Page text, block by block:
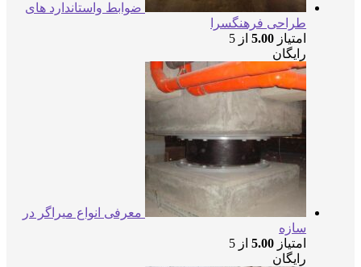
ضوابط واستاندارد های
طراحی فرهنگسرا
امتیاز 5.00 از 5
رایگان
معرفی انواع میراگر در
سازه
امتیاز 5.00 از 5
رایگان